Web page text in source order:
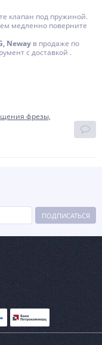
клапан под пружиной.
медленно поверните
Neway в продаже по
с доставкой .
фрезы,
ПОДПИСАТЬСЯ